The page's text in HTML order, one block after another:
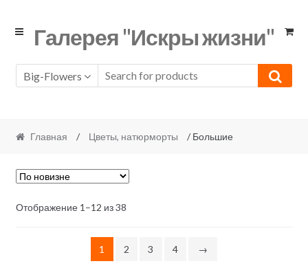
Skip
Skip Галерея "Искры жизни"
Big-Flowers
Главная / Цветы, натюрморты / Большие
Отображение 1–12 из 38
1 2 3 4 →